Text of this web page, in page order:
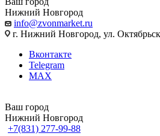
Нижний Новгород
info@zvonmarket.ru
г. Нижний Новгород, ул.
Вконтакте
Telegram
MAX
Ваш город
Нижний Новгород
+7(831) 277-99-88